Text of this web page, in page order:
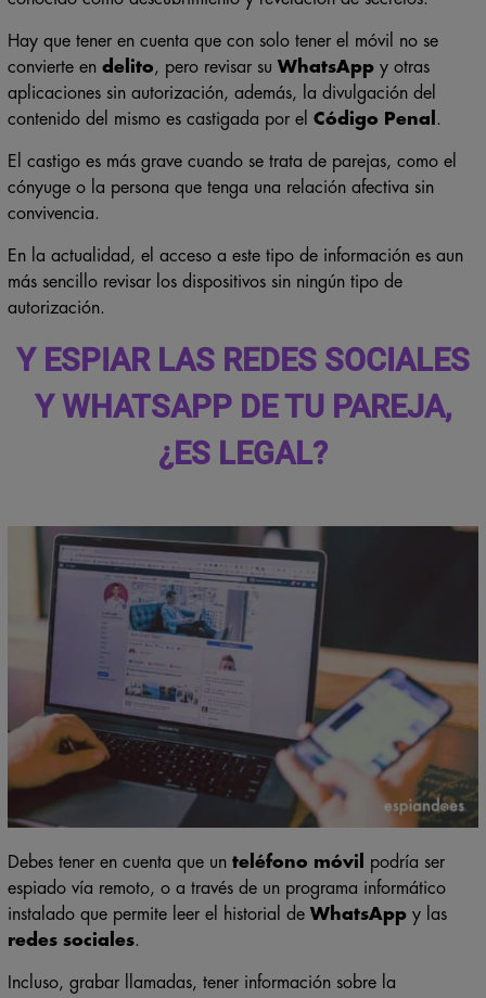
Hay que tener en cuenta que con solo tener el móvil no se
convierte en delito, pero revisar su WhatsAppy otras
aplicaciones sin autorización, además, la divulgación del
contenido del mismo es castigada por el Código Penal .
El castigo es más grave cuando se trata de parejas, como el
cónyuge o la persona que tenga una relación afectiva sin
convivencia.
En la actualidad, el acceso a este tipo de información es aun
más sencillo revisar los dispositivos sin ningún tipo de
autorización.
Y ESPIAR LAS REDES SOCIALES
Y WHATSAPP DE TU PAREJA,
¿ES LEGAL?
Debes tener en cuenta que un teléfono móvil
podría ser
espiado vía remoto, o a través de un programa informático
instalado que permite leer el historial de WhatsAppy las
redes sociales.
Incluso, grabar llamadas, tener información sobre la